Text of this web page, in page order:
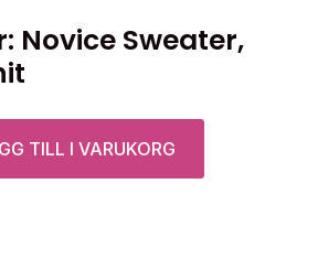
Novice Sweater,
TILL I VARUKORG